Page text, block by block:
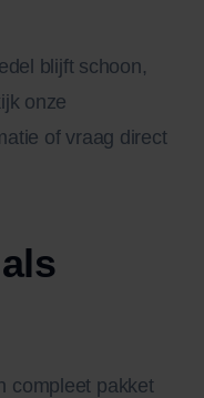
blijft schoon,
onze
of vraag direct
compleet pakket